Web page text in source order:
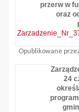
przerw w
oraz
Opublikowane
24